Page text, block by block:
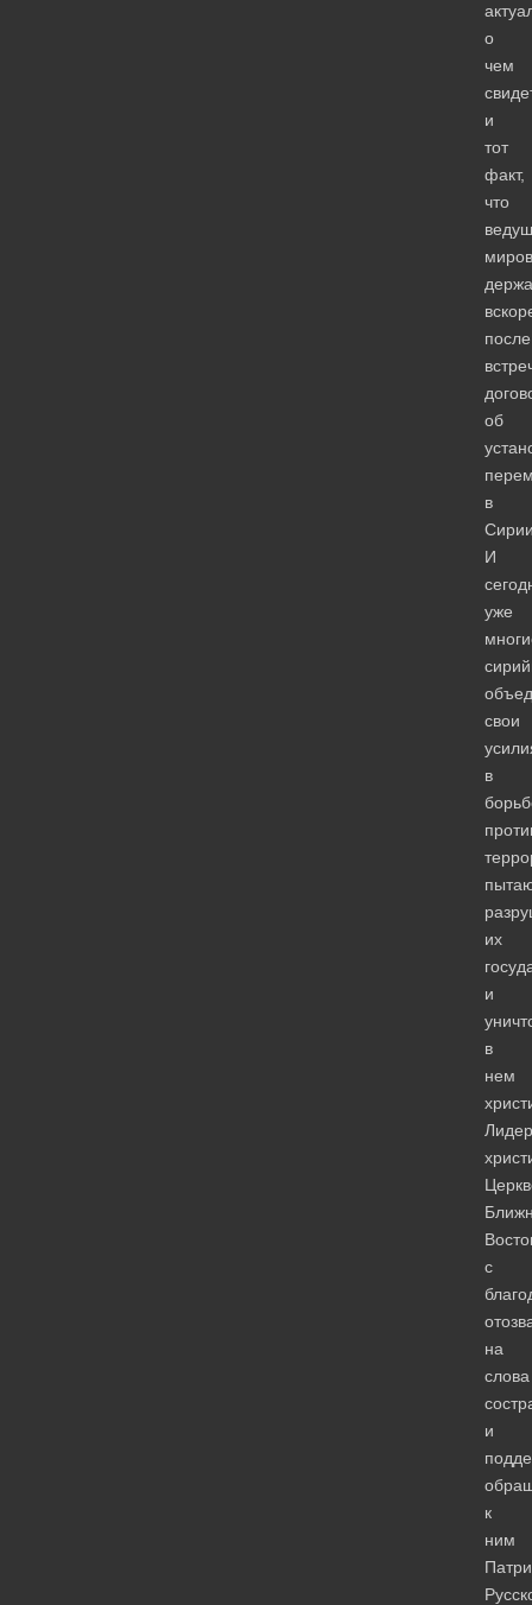
о
чем
и
тот
факт,
что
после
об
в
И
уже
свои
в
их
и
в
нем
с
на
слова
и
к
ним